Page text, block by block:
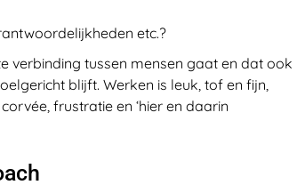
etc.?
verbinding tussen mensen gaat en dat ook
blijft. Werken is leuk, tof en fijn,
frustratie en ‘hier en daarin